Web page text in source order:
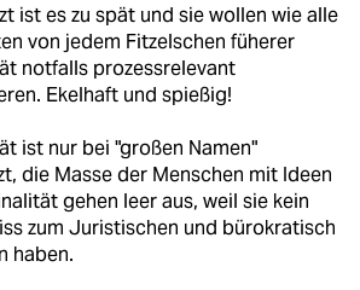
ist es zu spät und sie wollen wie alle
von jedem Fitzelschen füherer
notfalls prozessrelevant
Ekelhaft und spießig!
ist nur bei "großen Namen"
die Masse der Menschen mit Ideen
gehen leer aus, weil sie kein
zum Juristischen und bürokratisch
haben.